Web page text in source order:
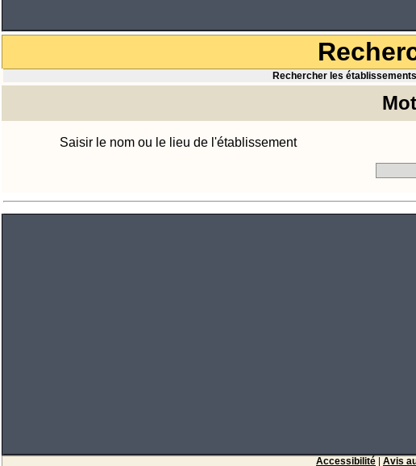
Rechercher les
Saisir le nom ou le lieu de l'établissement
Accessibilité Avis